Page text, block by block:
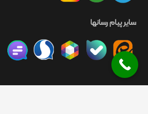
سایر پیام رسانها